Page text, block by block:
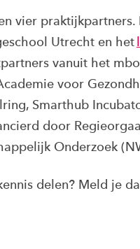
vier praktijkpartners.
Utrecht en het
vanuit het
voor
Smarthub
door
Onderzoek
delen? Meld je